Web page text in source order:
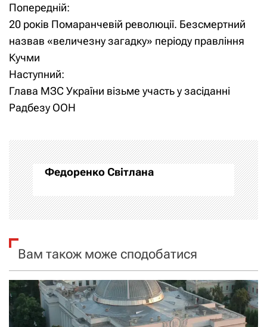
Н
а
в
і
г
а
ц
і
я
з
а
п
и
Попередній:
20 років Помаранчевій революції. Безсмертний
назвав «величезну загадку» періоду правління
Кучми
Наступний:
Глава МЗС України візьме участь у засіданні
Радбезу ООН
Федоренко Світлана
Вам також може сподобатися